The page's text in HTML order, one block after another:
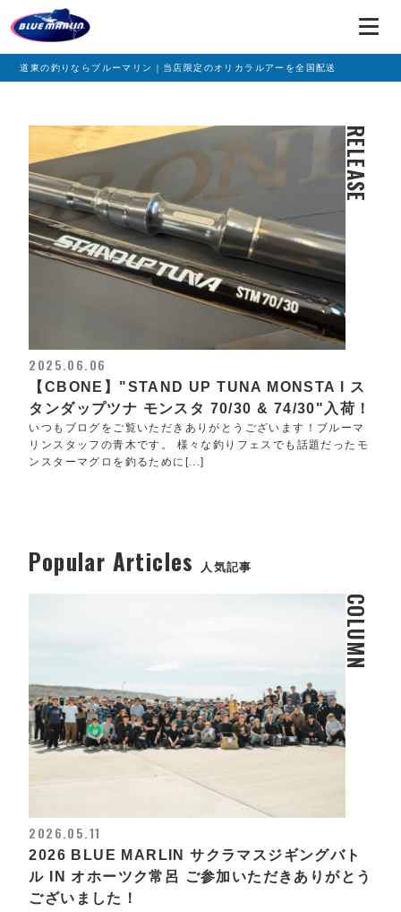
道東の釣りならブルーマリン｜当店限定のオリカラルアーを全国配送
RELEASE
2025.06.06
【CBONE】"STAND UP TUNA MONSTA l ス
タンダップツナ モンスタ 70/30 & 74/30"入荷！
いつもブログをご覧いただきありがとうございます！ブルーマ
リンスタッフの青木です。 様々な釣りフェスでも話題だったモ
ンスターマグロを釣るために[...]
Popular Articles 人気記事
COLUMN
2026.05.11
2026 BLUE MARLIN サクラマスジギングバト
ル IN オホーツク常呂 ご参加いただきありがとう
ございました！